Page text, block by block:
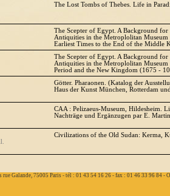
The Lost Tombs of Thebes. Life in
The Scepter of Egypt. A Background
Antiquities in the Metroplolitan
Earliest Times to the End of the Middle
The Scepter of Egypt. A Background
Antiquities in the Metroplolitan
Period and the New Kingdom (1675 -
Götter. Pharaonen. (Katalog der
Haus der Kunst München, Rotterdam
CAA : Pelizaeus-Museum, Hildesheim.
Nachträge und Ergänzugen par E.
Civilizations of the Old Sudan: Kerma,
Galande, 75005 Paris - tél : 01 43 54 16 26 - fax : 01 46 33 96 84